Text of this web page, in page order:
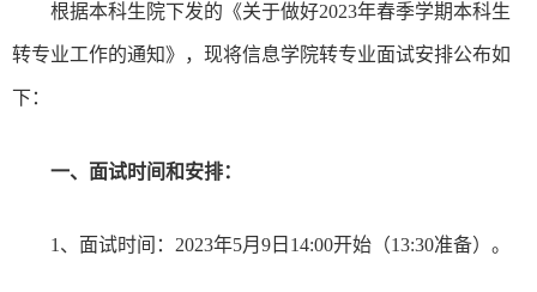
根据本科生院下发的《关于做好2023年春季学期本科生
转专业工作的通知》，现将信息学院转专业面试安排公布如
下：
一、面试时间和安排：
1 、面试时间： 2023年5月 9 日 14:00开始（13:30准备）。